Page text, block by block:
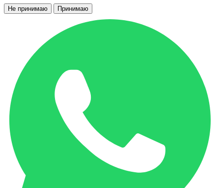
Не принимаю Принимаю